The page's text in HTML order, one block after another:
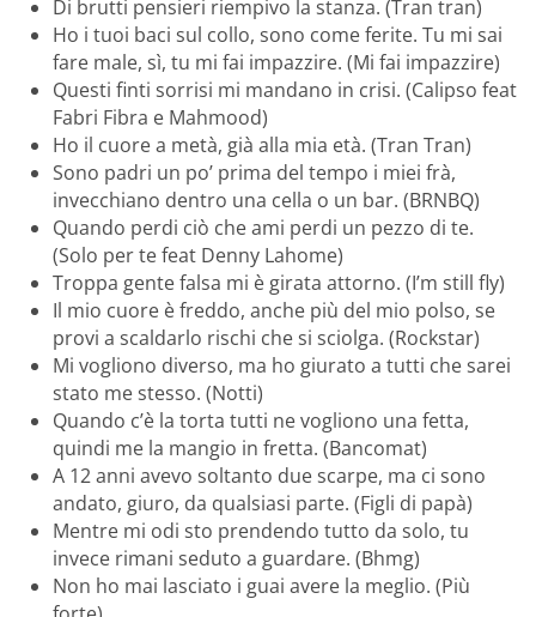
Di brutti pensieri riempivo la stanza. (Tran tran)
Ho i tuoi baci sul collo, sono come ferite. Tu mi sai
fare male, sì, tu mi fai impazzire. (Mi fai impazzire)
Questi finti sorrisi mi mandano in crisi. (Calipso feat
Fabri Fibra e Mahmood)
Ho il cuore a metà, già alla mia età. (Tran Tran)
Sono padri un po’ prima del tempo i miei frà,
invecchiano dentro una cella o un bar. (BRNBQ)
Quando perdi ciò che ami perdi un pezzo di te.
(Solo per te feat Denny Lahome)
Troppa gente falsa mi è girata attorno. (I’m still fly)
Il mio cuore è freddo, anche più del mio polso, se
provi a scaldarlo rischi che si sciolga. (Rockstar)
Mi vogliono diverso, ma ho giurato a tutti che sarei
stato me stesso. (Notti)
Quando c’è la torta tutti ne vogliono una fetta,
quindi me la mangio in fretta. (Bancomat)
A 12 anni avevo soltanto due scarpe, ma ci sono
andato, giuro, da qualsiasi parte. (Figli di papà)
Mentre mi odi sto prendendo tutto da solo, tu
invece rimani seduto a guardare. (Bhmg)
Non ho mai lasciato i guai avere la meglio. (Più